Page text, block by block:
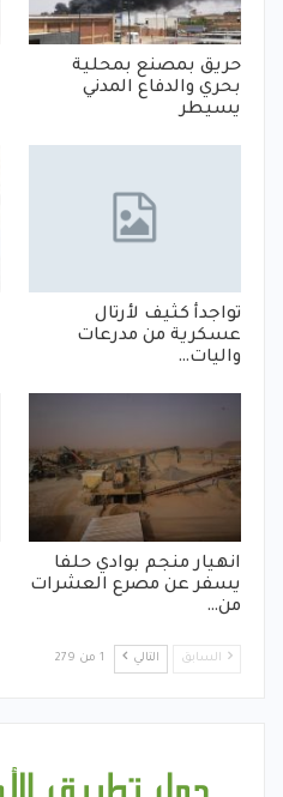
حريق بمصنع بمحلية
بحري والدفاع المدني
يسيطر
تواجدأ كثيف لأرتال
عسكرية من مدرعات
واليات…
انهيار منجم بوادي حلفا
يسفر عن مصرع العشرات
من…
السابق التالي 1 من 279